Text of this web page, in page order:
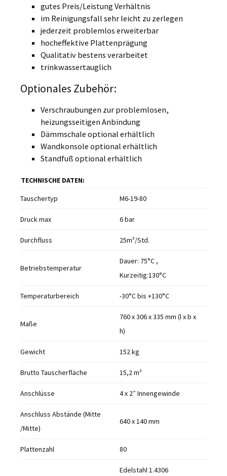
gutes Preis/Leistung Verhältnis
im Reinigungsfall sehr leicht zu zerlegen
jederzeit problemlos erweiterbar
hocheffektive Plattenprägung
Qualitativ bestens verarbeitet
trinkwassertauglich
Optionales Zubehör:
Verschraubungen zur problemlosen,
heizungsseitigen Anbindung
Dämmschale optional erhältlich
Wandkonsole optional erhältlich
Standfuß optional erhältlich
TECHNISCHE DATEN:
Tauschertyp
M6-19-80
Druck max 6 bar
Durchfluss 25m³/Std.
Betriebstemperatur
Dauer: 75°C ,
Kurzeitig:130°C
Temperaturbereich -30°C bis +130°C
Maße
760 x 306 x 335 mm (l x b x
h)
Gewicht 152 kg
Brutto Tauscherfläche 15,2 m²
Anschlüsse 4 x 2″ Innengewinde
Anschluss Abstände (Mitte
/Mitte)
640 x 140 mm
Plattenzahl 80
Edelstahl 1.4306